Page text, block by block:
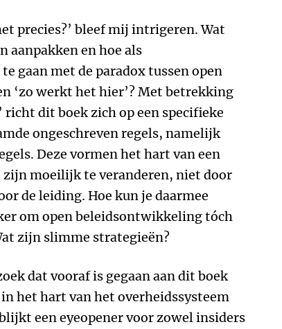
precies?’ bleef mij intrigeren. Wat
aanpakken en hoe als
gaan met de paradox tussen open
‘zo werkt het hier’? Met betrekking
dit boek zich op een specifieke
ongeschreven regels, namelijk
Deze vormen het hart van een
zijn moeilijk te veranderen, niet door
de leiding. Hoe kun je daarmee
om open beleidsontwikkeling tóch
zijn slimme strategieën?
dat vooraf is gegaan aan dit boek
het hart van het overheidssysteem
een eyeopener voor zowel insiders